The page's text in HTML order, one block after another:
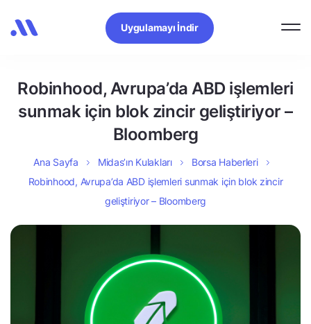
Uygulamayı İndir
Robinhood, Avrupa’da ABD işlemleri
sunmak için blok zincir geliştiriyor –
Bloomberg
Ana Sayfa Midas’ın Kulakları
Borsa Haberleri
Robinhood, Avrupa’da ABD işlemleri sunmak için blok zincir
geliştiriyor – Bloomberg